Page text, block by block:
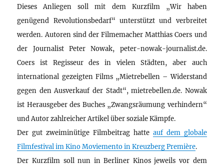
Dieses Anliegen soll mit dem Kurzfilm „Wir haben
genügend Revolutionsbedarf“ unterstützt und verbreitet
werden. Autoren sind der Filmemacher Matthias Coers und
der Journalist Peter Nowak, peter-nowak-journalist.de.
Coers ist Regisseur des in vielen Städten, aber auch
international gezeigten Films „Mietrebellen – Widerstand
gegen den Ausverkauf der Stadt“, mietrebellen.de. Nowak
ist Herausgeber des Buches „Zwangsräumung verhindern“
und Autor zahlreicher Artikel über soziale Kämpfe.
Der gut zweiminütige Filmbeitrag hatte auf dem globale
Filmfestival im Kino Moviemento in Kreuzberg Première.
Der Kurzfilm soll nun in Berliner Kinos jeweils vor dem